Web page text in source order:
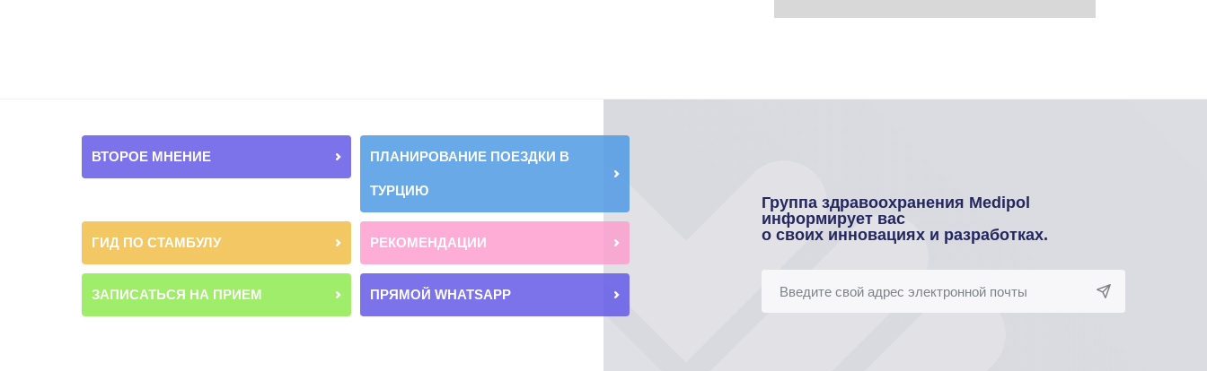
ВТОРОЕ МНЕНИЕ ПЛАНИРОВАНИЕ ПОЕЗДКИ В
ТУРЦИЮ
ГИД ПО СТАМБУЛУ РЕКОМЕНДАЦИИ
ЗАПИСАТЬСЯ НА ПРИЕМ ПРЯМОЙ WHATSAPP
Группа здравоохранения Medipol
информирует вас
о своих инновациях и разработках.